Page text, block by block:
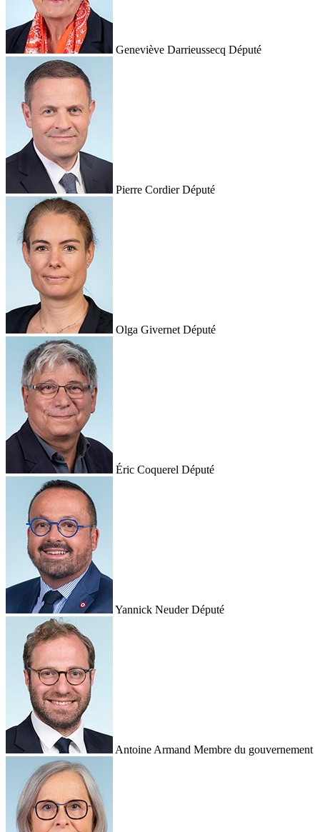
Geneviève Darrieussecq Député
Pierre Cordier Député
Olga Givernet Député
Éric Coquerel Député
Yannick Neuder Député
Antoine Armand Membre du gouvernement